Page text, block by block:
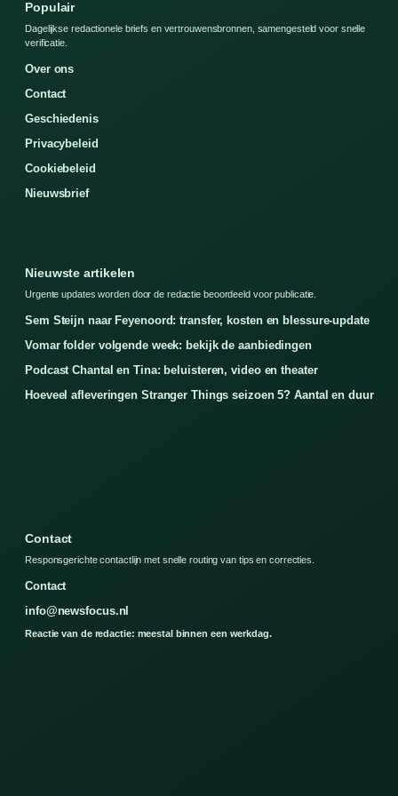
Populair
Dagelijkse redactionele briefs en vertrouwensbronnen, samengesteld voor snelle
verificatie.
Over ons
Contact
Geschiedenis
Privacybeleid
Cookiebeleid
Nieuwsbrief
Nieuwste artikelen
Urgente updates worden door de redactie beoordeeld voor publicatie.
Sem Steijn naar Feyenoord: transfer, kosten en blessure-update
Vomar folder volgende week: bekijk de aanbiedingen
Podcast Chantal en Tina: beluisteren, video en theater
Hoeveel afleveringen Stranger Things seizoen 5? Aantal en duur
Contact
Responsgerichte contactlijn met snelle routing van tips en correcties.
Contact
info@newsfocus.nl
Reactie van de redactie: meestal binnen een werkdag.